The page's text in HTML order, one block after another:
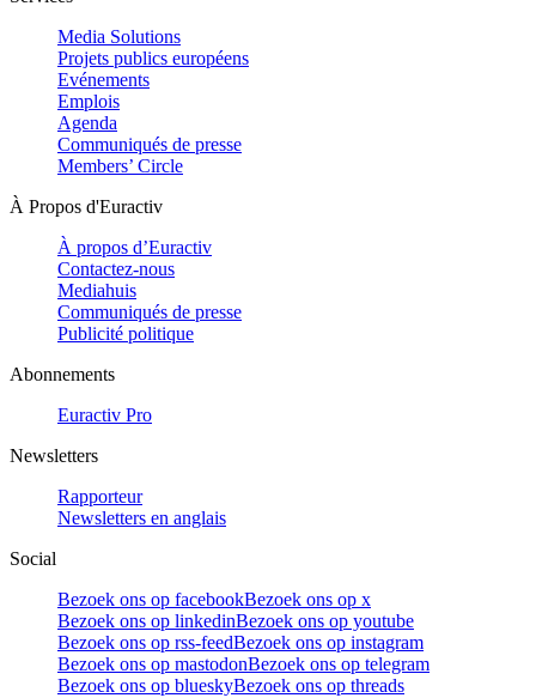
Media Solutions
Projets publics européens
Evénements
Emplois
Agenda
Communiqués de presse
Members’ Circle
À Propos d'Euractiv
À propos d’Euractiv
Contactez-nous
Mediahuis
Communiqués de presse
Publicité politique
Abonnements
Euractiv Pro
Newsletters
Rapporteur
Newsletters en anglais
Social
Bezoek ons op facebookBezoek ons op x
Bezoek ons op linkedinBezoek ons op youtube
Bezoek ons op rss-feedBezoek ons op instagram
Bezoek ons op mastodonBezoek ons op telegram
Bezoek ons op blueskyBezoek ons op threads